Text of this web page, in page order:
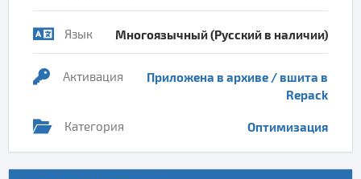
Язык Многоязычный (Русский в наличии)
Активация
Приложена в архиве / вшита в
Repack
Категория Оптимизация